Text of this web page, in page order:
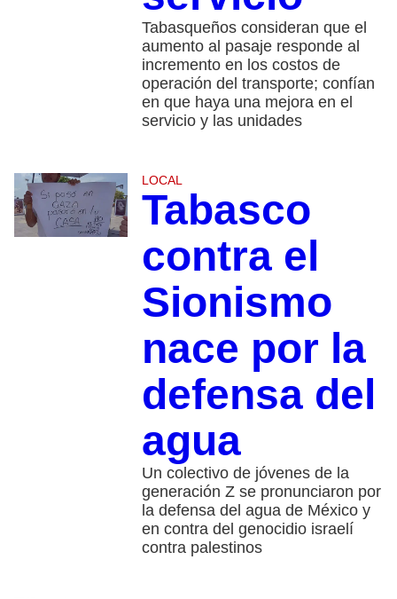
Tabasqueños consideran que el
aumento al pasaje responde al
incremento en los costos de
operación del transporte; confían
en que haya una mejora en el
servicio y las unidades
LOCAL
Tabasco
contra el
Sionismo
nace por la
defensa del
agua
Un colectivo de jóvenes de la
generación Z se pronunciaron por
la defensa del agua de México y
en contra del genocidio israelí
contra palestinos